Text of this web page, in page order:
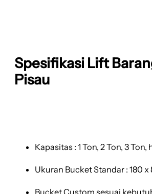
Spesifikasi Lift
Pisau
Kapasitas : 1 Ton, 2 Ton, 3
Ukuran Bucket Standar : 180 x
Bucket Custom sesuai